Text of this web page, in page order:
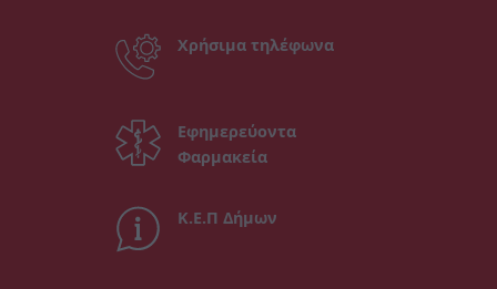
Χρήσιμα τηλέφωνα
Εφημερεύοντα
Φαρμακεία
Κ.Ε.Π Δήμων